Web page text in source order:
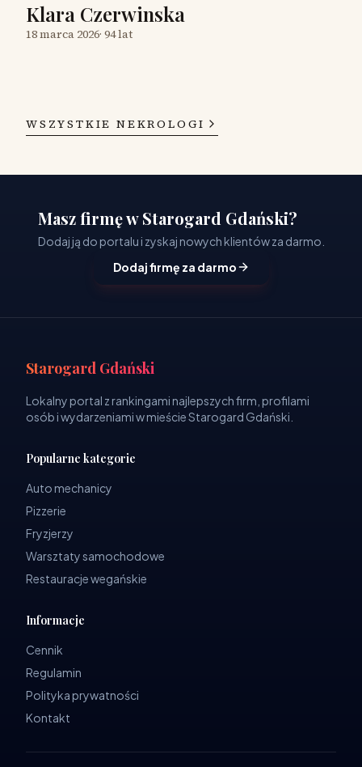
Klara Czerwinska
18 marca 2026· 94 lat
WSZYSTKIE NEKROLOGI
Masz firmę w Starogard Gdański?
Dodaj ją do portalu i zyskaj nowych klientów za darmo.
Dodaj firmę za darmo
Starogard Gdański
Lokalny portal z rankingami najlepszych firm, profilami
osób i wydarzeniami w mieście Starogard Gdański.
Popularne kategorie
Auto mechanicy
Pizzerie
Fryzjerzy
Warsztaty samochodowe
Restauracje wegańskie
Informacje
Cennik
Regulamin
Polityka prywatności
Kontakt